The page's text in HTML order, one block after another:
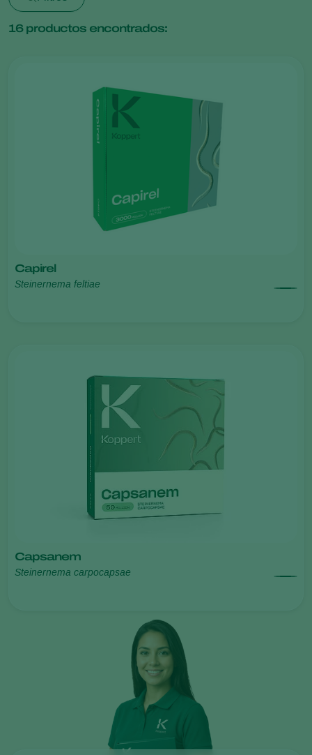
16productos encontrados:
Capirel
Steinernema feltiae
Capsanem
Steinernema carpocapsae